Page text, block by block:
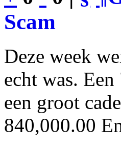
Scam
Deze week
echt was.
een groot
840,000.00